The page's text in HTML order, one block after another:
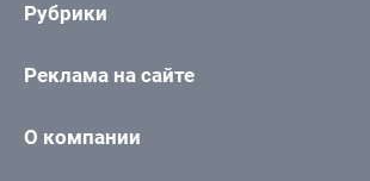
Рубрики
Реклама на сайте
О компании